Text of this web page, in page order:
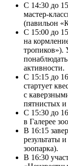
С 14:30 до
мастер-
(павильон
С 15:00 до
на
тропиков»).
активности.
С 15:15 до
стартует
с
пятнистых и
С 15:30 до
в Галерее
В 16:15
результаты
зоопарка).
В 16:30